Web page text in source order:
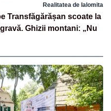
Realitatea de Ialomita
Transfăgărășan scoate la
Ghizii montani: „Nu